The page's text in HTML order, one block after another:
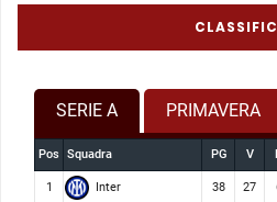
SERIE A PRIMAVERA
Pos Squadra PG V
1 Inter 38 27